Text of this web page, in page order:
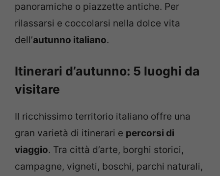
panoramiche o piazzette antiche. Per
rilassarsi e coccolarsi nella dolce vita
dell’autunno italiano.
Itinerari d’autunno: 5 luoghi da
visitare
Il ricchissimo territorio italiano offre una
gran varietà di itinerari e percorsi di
viaggio. Tra città d’arte, borghi storici,
campagne, vigneti, boschi, parchi naturali,